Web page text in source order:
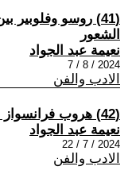
(41) روسو وفلوبير
الشعور
نعيمة عبد الجواد
2024 / 8 / 7
الادب والفن
(42) هروب فرانسواز ساجان من سجن النُّخبة
نعيمة عبد الجواد
2024 / 7 / 22
الادب والفن